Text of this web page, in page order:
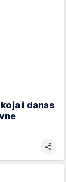
i danas